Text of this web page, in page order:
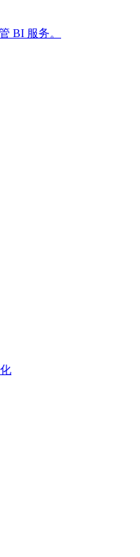
BI 服务。